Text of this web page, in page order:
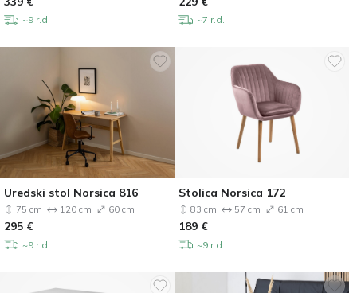
~9 r.d. ~7 r.d.
Uredski stol Norsica 816
75 cm 120 cm 60 cm
295 €
~9 r.d.
Stolica Norsica 172
83 cm 57 cm 61 cm
189 €
~9 r.d.